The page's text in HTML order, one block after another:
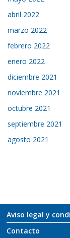
abril 2022
marzo 2022
febrero 2022
enero 2022
diciembre 2021
noviembre 2021
octubre 2021
septiembre 2021
agosto 2021
Aviso legal y
Contacto